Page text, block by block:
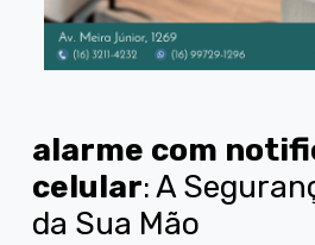
alarme com
celular: A
da Sua Mão